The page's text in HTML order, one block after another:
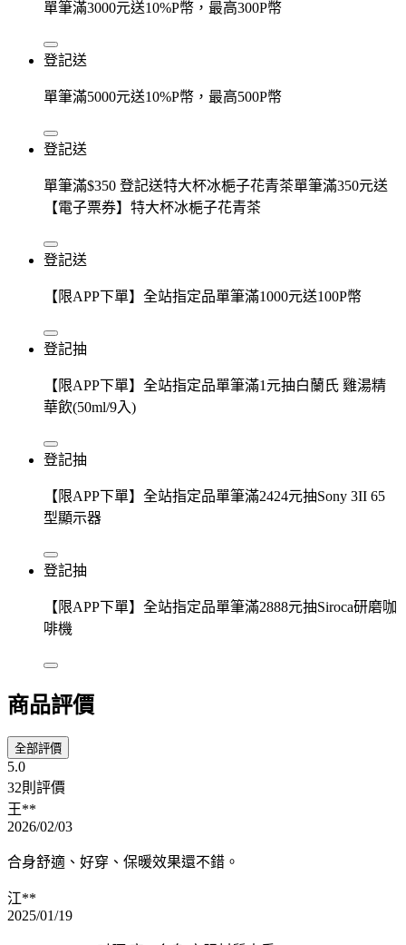
單筆滿3000元送10%P幣，最高300P幣
登記送
單筆滿5000元送10%P幣，最高500P幣
登記送
單筆滿$350 登記送特大杯冰梔子花青茶單筆滿350元送
【電子票券】特大杯冰梔子花青茶
登記送
【限APP下單】全站指定品單筆滿1000元送100P幣
登記抽
【限APP下單】全站指定品單筆滿1元抽白蘭氏 雞湯精
華飲(50ml/9入)
登記抽
【限APP下單】全站指定品單筆滿2424元抽Sony 3II 65
型顯示器
登記抽
【限APP下單】全站指定品單筆滿2888元抽Siroca研磨咖
啡機
商品評價
全部評價
5.0
32則評價
王**
2026/02/03
合身舒適、好穿、保暖效果還不錯。
江**
2025/01/19